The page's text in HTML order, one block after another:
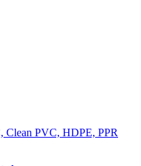
Clean PVC, HDPE, PPR